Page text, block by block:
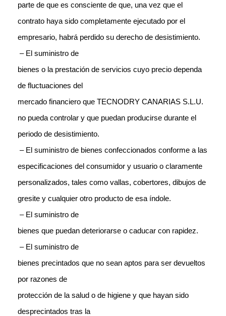
parte de que es consciente de que, una vez que el
contrato haya sido completamente ejecutado por el
empresario, habrá perdido su derecho de desistimiento.
– El suministro de
bienes o la prestación de servicios cuyo precio dependa
de fluctuaciones del
mercado financiero que TECNODRY CANARIAS S.L.U.
no pueda controlar y que puedan producirse durante el
periodo de desistimiento.
– El suministro de bienes confeccionados conforme a las
especificaciones del consumidor y usuario o claramente
personalizados, tales como vallas, cobertores, dibujos de
gresite y cualquier otro producto de esa índole.
– El suministro de
bienes que puedan deteriorarse o caducar con rapidez.
– El suministro de
bienes precintados que no sean aptos para ser devueltos
por razones de
protección de la salud o de higiene y que hayan sido
desprecintados tras la